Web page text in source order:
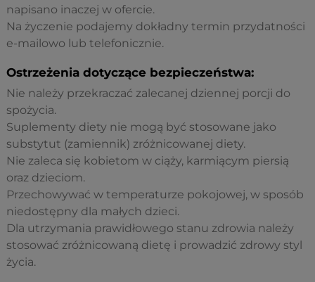
napisano inaczej w ofercie.
Na życzenie podajemy dokładny termin przydatności
e-mailowo lub telefonicznie.
Ostrzeżenia dotyczące bezpieczeństwa:
Nie należy przekraczać zalecanej dziennej porcji do
spożycia.
Suplementy diety nie mogą być stosowane jako
substytut (zamiennik) zróżnicowanej diety.
Nie zaleca się kobietom w ciąży, karmiącym piersią
oraz dzieciom.
Przechowywać w temperaturze pokojowej, w sposób
niedostępny dla małych dzieci.
Dla utrzymania prawidłowego stanu zdrowia należy
stosować zróżnicowaną dietę i prowadzić zdrowy styl
życia.